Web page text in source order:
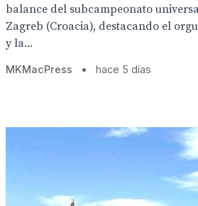
balance del subcampeonato
Zagreb (Croacia), destacando el
y la...
MKMacPress • hace 5 días